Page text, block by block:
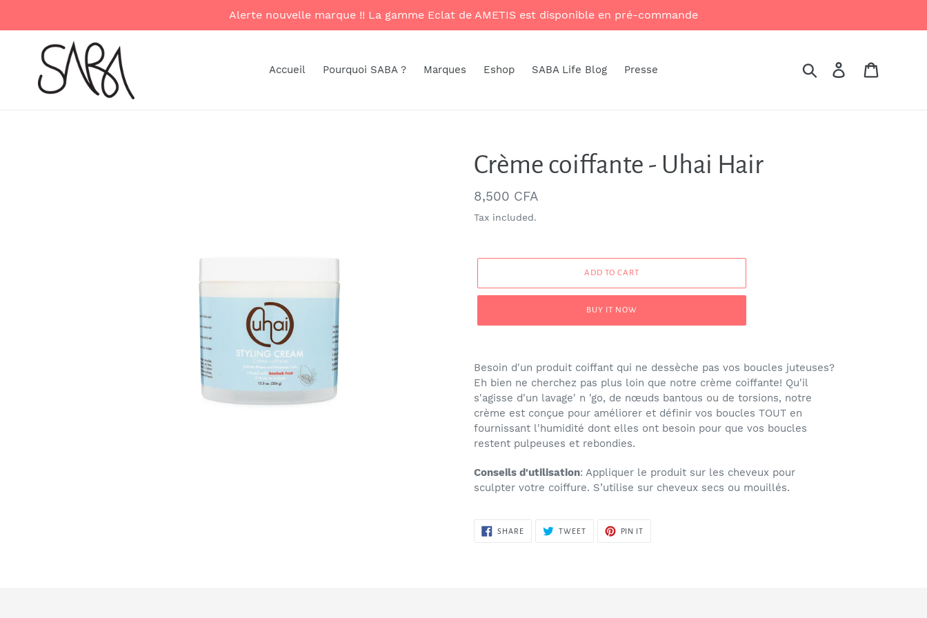
Alerte nouvelle marque !! La gamme Eclat de AMETIS est disponible en pré-commande
Accueil Pourquoi SABA ? Marques Eshop SABA Life Blog Presse Search Log in
Crème coiffante - Uhai Hair
Regular
price
8,500 CFA
Tax included.
ADD TO CART
BUY IT NOW
product
to
your
cart
Besoin d'un produit coiffant qui ne dessèche pas vos boucles juteuses?
Eh bien ne cherchez pas plus loin que notre crème coiffante! Qu'il
s'agisse d'un lavage' n 'go, de nœuds bantous ou de torsions, notre
crème est conçue pour améliorer et définir vos boucles TOUT en
fournissant l'humidité dont elles ont besoin pour que vos boucles
restent pulpeuses et rebondies.
Conseils d'utilisation: Appliquer le produit sur les cheveux pour
sculpter votre coiffure. S’utilise sur cheveux secs ou mouillés.
SHARESHARE
TWEETTWEET
PIN IT